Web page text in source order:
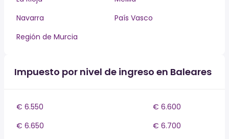
Navarra
País Vasco
Región de Murcia
Impuesto por nivel de ingreso en Baleares
€ 6.550
€ 6.600
€ 6.650
€ 6.700